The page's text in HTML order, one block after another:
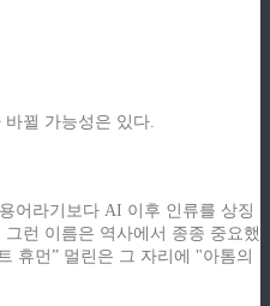
뀔 가능성은 있다.
어라기보다 AI 이후 인류를 상징
런 이름은 역사에서 종종 중요했
휴먼” 멀린은 그 자리에 "아톰의